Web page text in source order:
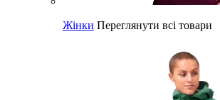
Жінки Переглянути всі товари